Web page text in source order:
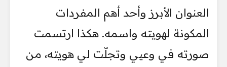
العنوان الأبرز وأحد أهم المفردات
المكونة لهويته واسمه. هكذا ارتسمت
صورته في وعيي وتجلّت لي هويته، من